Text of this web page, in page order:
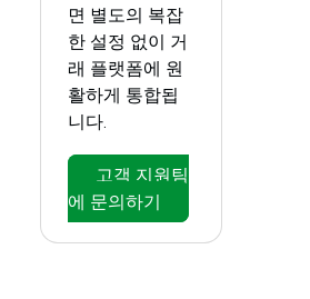
면 별도의 복잡
한 설정 없이 거
래 플랫폼에 원
활하게 통합됩
니다.
고객 지원팀
에 문의하기